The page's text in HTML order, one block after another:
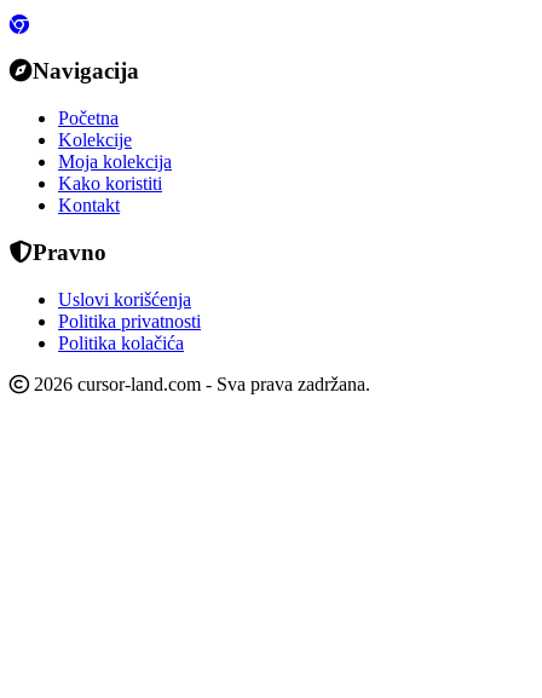
Navigacija
Početna
Kolekcije
Moja kolekcija
Kako koristiti
Kontakt
Pravno
Uslovi korišćenja
Politika privatnosti
Politika kolačića
2026 cursor-land.com - Sva prava zadržana.